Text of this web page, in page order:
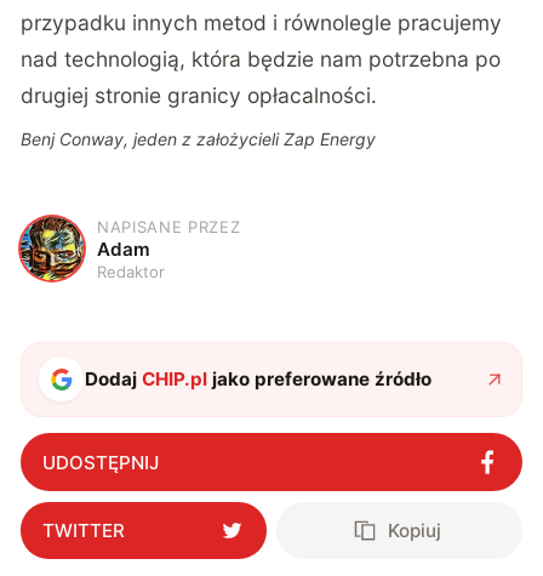
przypadku innych metod i równolegle pracujemy
nad technologią, która będzie nam potrzebna po
drugiej stronie granicy opłacalności.
Benj Conway, jeden z założycieli Zap Energy
A
NAPISANE PRZEZ
Adam
Redaktor
DodajCHIP.pl jako preferowane źródło
UDOSTĘPNIJ
TWITTER Kopiuj